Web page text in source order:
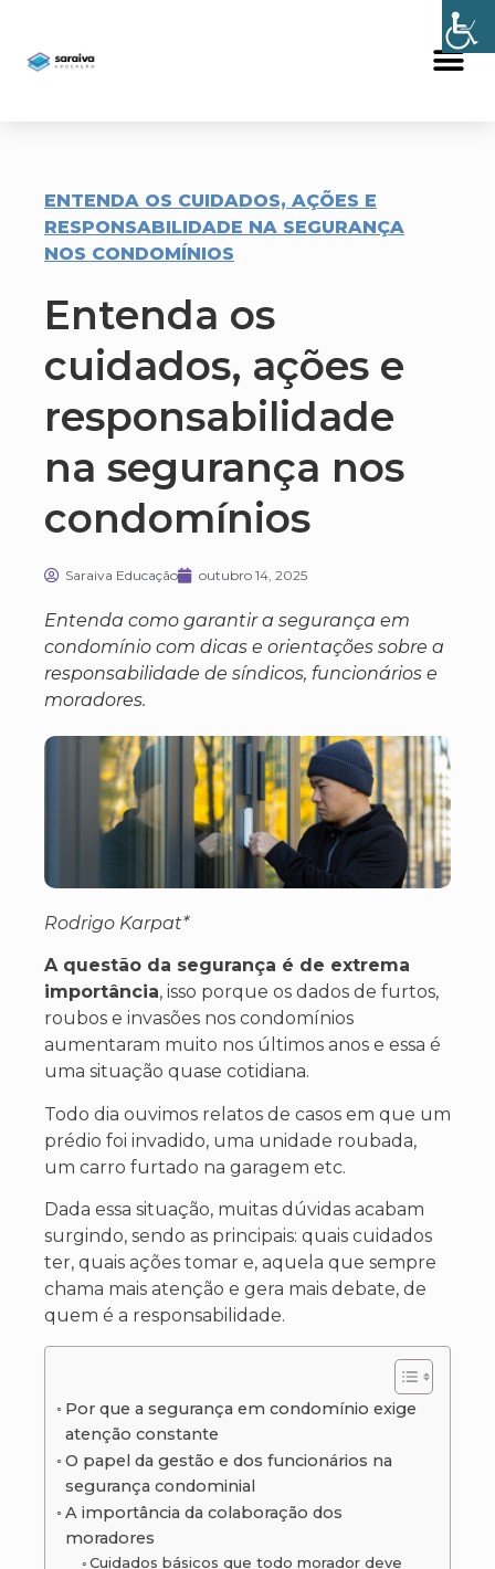
ENTENDA OS CUIDADOS, AÇÕES E
RESPONSABILIDADE NA SEGURANÇA
NOS CONDOMÍNIOS
Entenda os
cuidados, ações e
responsabilidade
na segurança nos
condomínios
Saraiva Educação outubro 14, 2025
Entenda como garantir a segurança em
condomínio com dicas e orientações sobre a
responsabilidade de síndicos, funcionários e
moradores.
Rodrigo Karpat*
A questão da segurança é de extrema
importância, isso porque os dados de furtos,
roubos e invasões nos condomínios
aumentaram muito nos últimos anos e essa é
uma situação quase cotidiana.
Todo dia ouvimos relatos de casos em que um
prédio foi invadido, uma unidade roubada,
um carro furtado na garagem etc.
Dada essa situação, muitas dúvidas acabam
surgindo, sendo as principais: quais cuidados
ter, quais ações tomar e, aquela que sempre
chama mais atenção e gera mais debate, de
quem é a responsabilidade.
Por que a segurança em condomínio exige
atenção constante
O papel da gestão e dos funcionários na
segurança condominial
A importância da colaboração dos
moradores
Cuidados básicos que todo morador deve